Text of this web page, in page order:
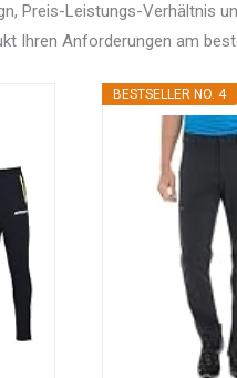
Preis-Leistungs-Verhältnis
Ihren Anforderungen am
BESTSELLER NO. 4